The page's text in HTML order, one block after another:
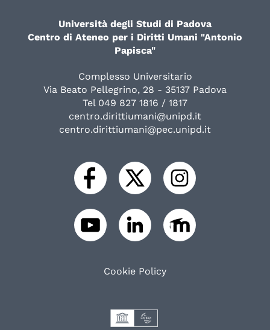
Università degli Studi di Padova
Centro di Ateneo per i Diritti Umani "Antonio
Papisca"
Complesso Universitario
Via Beato Pellegrino, 28 - 35137 Padova
Tel 049 827 1816 / 1817
centro.dirittiumani@unipd.it
centro.dirittiumani@pec.unipd.it
Cookie Policy